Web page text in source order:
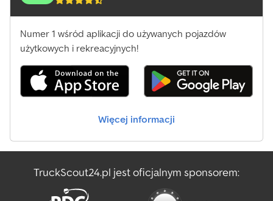
Numer 1 wśród aplikacji do używanych pojazdów
użytkowych i rekreacyjnych!
Więcej informacji
TruckScout24.pl jest oficjalnym sponsorem: